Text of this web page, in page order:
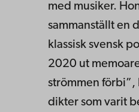
med musiker.
sammanställt en
klassisk svensk
2020 ut
strömmen förbi”,
dikter som varit